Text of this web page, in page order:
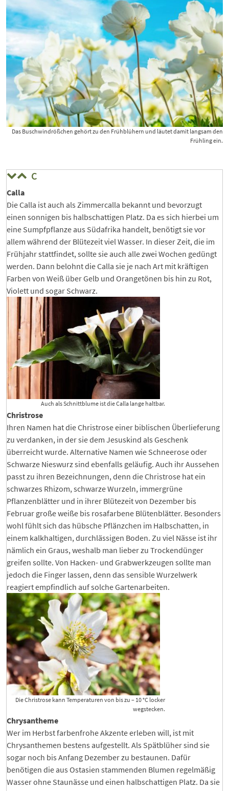
Das Buschwindrößchen gehört zu den Frühblühern und läutet damit langsam den
Frühling ein.
C
Calla
Die Calla ist auch als Zimmercalla bekannt und bevorzugt
einen sonnigen bis halbschattigen Platz. Da es sich hierbei um
eine Sumpfpflanze aus Südafrika handelt, benötigt sie vor
allem während der Blütezeit viel Wasser. In dieser Zeit, die im
Frühjahr stattfindet, sollte sie auch alle zwei Wochen gedüngt
werden. Dann belohnt die Calla sie je nach Art mit kräftigen
Farben von Weiß über Gelb und Orangetönen bis hin zu Rot,
Violett und sogar Schwarz.
Auch als Schnittblume ist die Calla lange haltbar.
Christrose
Ihren Namen hat die Christrose einer biblischen Überlieferung
zu verdanken, in der sie dem Jesuskind als Geschenk
überreicht wurde. Alternative Namen wie Schneerose oder
Schwarze Nieswurz sind ebenfalls geläufig. Auch ihr Aussehen
passt zu ihren Bezeichnungen, denn die Christrose hat ein
schwarzes Rhizom, schwarze Wurzeln, immergrüne
Pflanzenblätter und in ihrer Blütezeit von Dezember bis
Februar große weiße bis rosafarbene Blütenblätter. Besonders
wohl fühlt sich das hübsche Pflänzchen im Halbschatten, in
einem kalkhaltigen, durchlässigen Boden. Zu viel Nässe ist ihr
nämlich ein Graus, weshalb man lieber zu Trockendünger
greifen sollte. Von Hacken- und Grabwerkzeugen sollte man
jedoch die Finger lassen, denn das sensible Wurzelwerk
reagiert empfindlich auf solche Gartenarbeiten.
Die Christrose kann Temperaturen von bis zu – 10 °C locker
wegstecken.
Chrysantheme
Wer im Herbst farbenfrohe Akzente erleben will, ist mit
Chrysanthemen bestens aufgestellt. Als Spätblüher sind sie
sogar noch bis Anfang Dezember zu bestaunen. Dafür
benötigen die aus Ostasien stammenden Blumen regelmäßig
Wasser ohne Staunässe und einen halbschattigen Platz. Da sie